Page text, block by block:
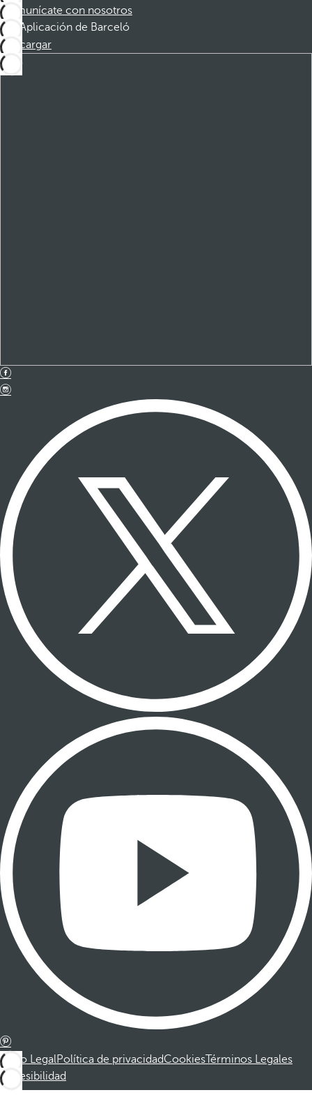
Comunícate con nosotros
Aplicación de Barceló
Descargar
Aviso LegalPolítica de privacidadCookiesTérminos Legales
Accesibilidad